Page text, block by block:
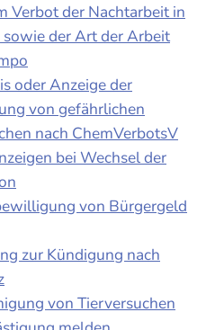
Verbot der Nachtarbeit in
der Art der Arbeit
oder Anzeige der
von gefährlichen
nach ChemVerbotsV
bei Wechsel der
von Bürgergeld
zur Kündigung nach
von Tierversuchen